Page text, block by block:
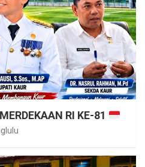
RI KE-81